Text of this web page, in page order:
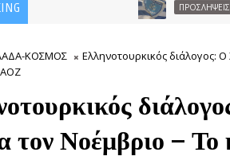
ΠΡΟΣΛΗΨΕΙΣ-ΠΡΟΑΓΩΓΕΣ
ΚΟΣΜΟΣ
Ελληνοτουρκικός διάλογος:
ΑΟΖ
τον Νοέμβριο – Το